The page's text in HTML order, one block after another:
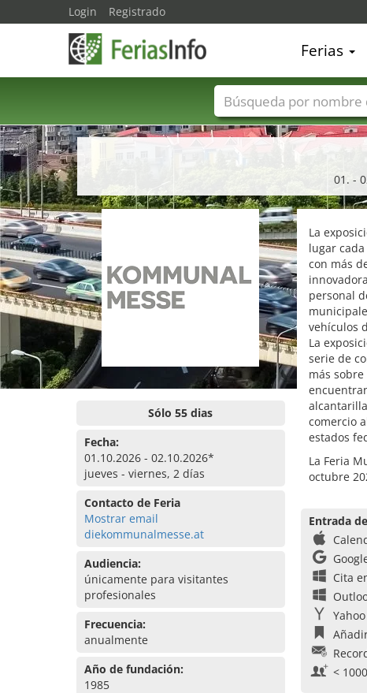
01. -
Sólo 55 dias
Fecha:
01.10.2026 - 02.10.2026*
jueves - viernes, 2 días
Contacto de Feria
Mostrar email
diekommunalmesse.at
Audiencia:
únicamente para visitantes
profesionales
Frecuencia:
anualmente
Año de fundación:
1985
La
lugar
con más
personal
vehículos
La
serie de
más
comercio
estados
La Feria
octubre
Entrada
Cita
<
Login Registrado
Ferias
Nombres de ferias